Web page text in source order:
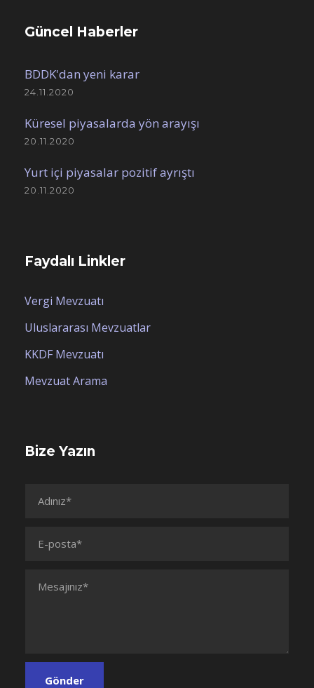
Güncel Haberler
BDDK'dan yeni karar
24.11.2020
Küresel piyasalarda yön arayışı
20.11.2020
Yurt içi piyasalar pozitif ayrıştı
20.11.2020
Faydalı Linkler
Vergi Mevzuatı
Uluslararası Mevzuatlar
KKDF Mevzuatı
Mevzuat Arama
Bize Yazın